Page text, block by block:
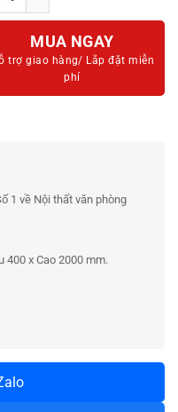
MUA NGAY
trợ giao hàng/ Lắp đặt miễn
phí
1 về Nội thất văn phòng
400 x Cao 2000 mm.